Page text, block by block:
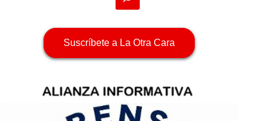
Suscríbete a La Otra Cara